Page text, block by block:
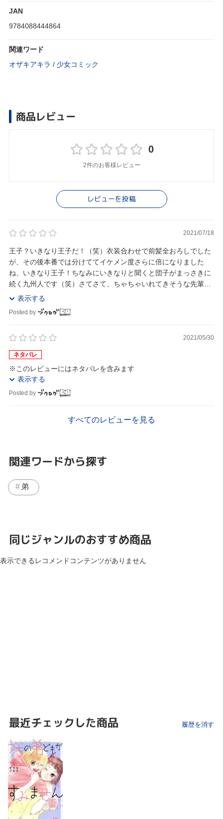
JAN
9784088444864
関連ワード
オザキアキラ / 少女コミック
商品レビュー
0
2件のお客様レビュー
レビューを投稿
2021/07/18
王子？いきなり王子だ！（笑）衣装合わせで前髪全おろしでした
が、その後本番では分けててイケメン度さらに倍になりました
ね、いきなり王子！ちなみにいきなりと聞くと団子がまっさきに
続く九州人です（笑）さてさて、ちゃちゃいれてきそうな先輩や
サッシのいい洛くんやサッシの悪い源くんなど、これか...
表示する
Posted by
2021/05/30
ネタバレ
※このレビューにはネタバレを含みます
表示する
Posted by
すべてのレビューを見る
関連ワードから探す
弟
同じジャンルのおすすめ商品
表示できるレコメンドコンテンツがありません
最近チェックした商品 履歴を消す